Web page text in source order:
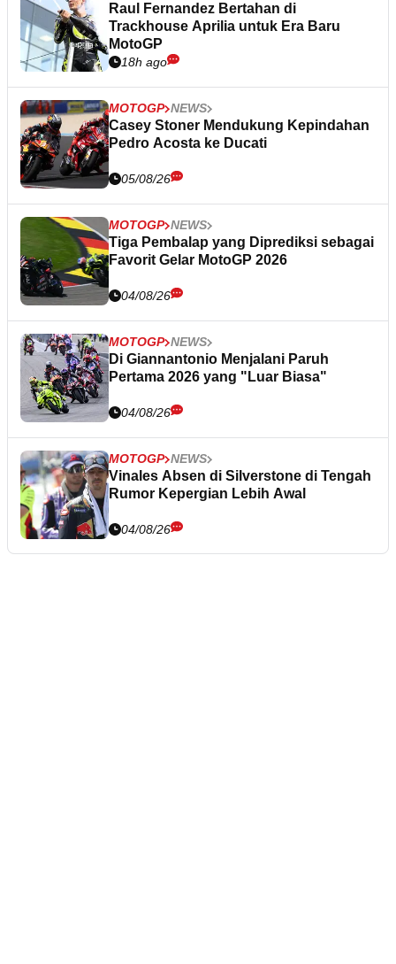
Raul Fernandez Bertahan di
Trackhouse Aprilia untuk Era Baru
MotoGP
18h ago
MOTOGP NEWS
Casey Stoner Mendukung Kepindahan
Pedro Acosta ke Ducati
05/08/26
MOTOGP NEWS
Tiga Pembalap yang Diprediksi sebagai
Favorit Gelar MotoGP 2026
04/08/26
MOTOGP NEWS
Di Giannantonio Menjalani Paruh
Pertama 2026 yang "Luar Biasa"
04/08/26
MOTOGP NEWS
Vinales Absen di Silverstone di Tengah
Rumor Kepergian Lebih Awal
04/08/26